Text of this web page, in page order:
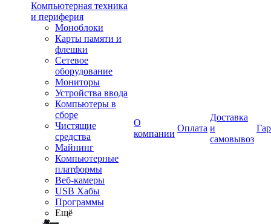
Компьютерная техника
и периферия
Моноблоки
Карты памяти и
флешки
Сетевое
оборудование
Мониторы
Устройства ввода
Компьютеры в
сборе
Чистящие
средства
Майнинг
Компьютерные
платформы
Веб-камеры
USB Хабы
Программы
Ещё
О
компании
Оплата
Доставка
и
самовывоз